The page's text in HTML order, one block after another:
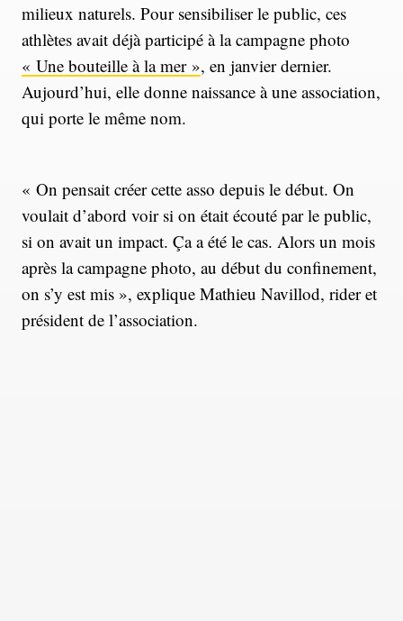
milieux naturels. Pour sensibiliser le public, ces
athlètes avait déjà participé à la campagne photo
« Une bouteille à la mer », en janvier dernier.
Aujourd’hui, elle donne naissance à une association,
qui porte le même nom.
« On pensait créer cette asso depuis le début. On
voulait d’abord voir si on était écouté par le public,
si on avait un impact. Ça a été le cas. Alors un mois
après la campagne photo, au début du confinement,
on s’y est mis », explique Mathieu Navillod, rider et
président de l’association.